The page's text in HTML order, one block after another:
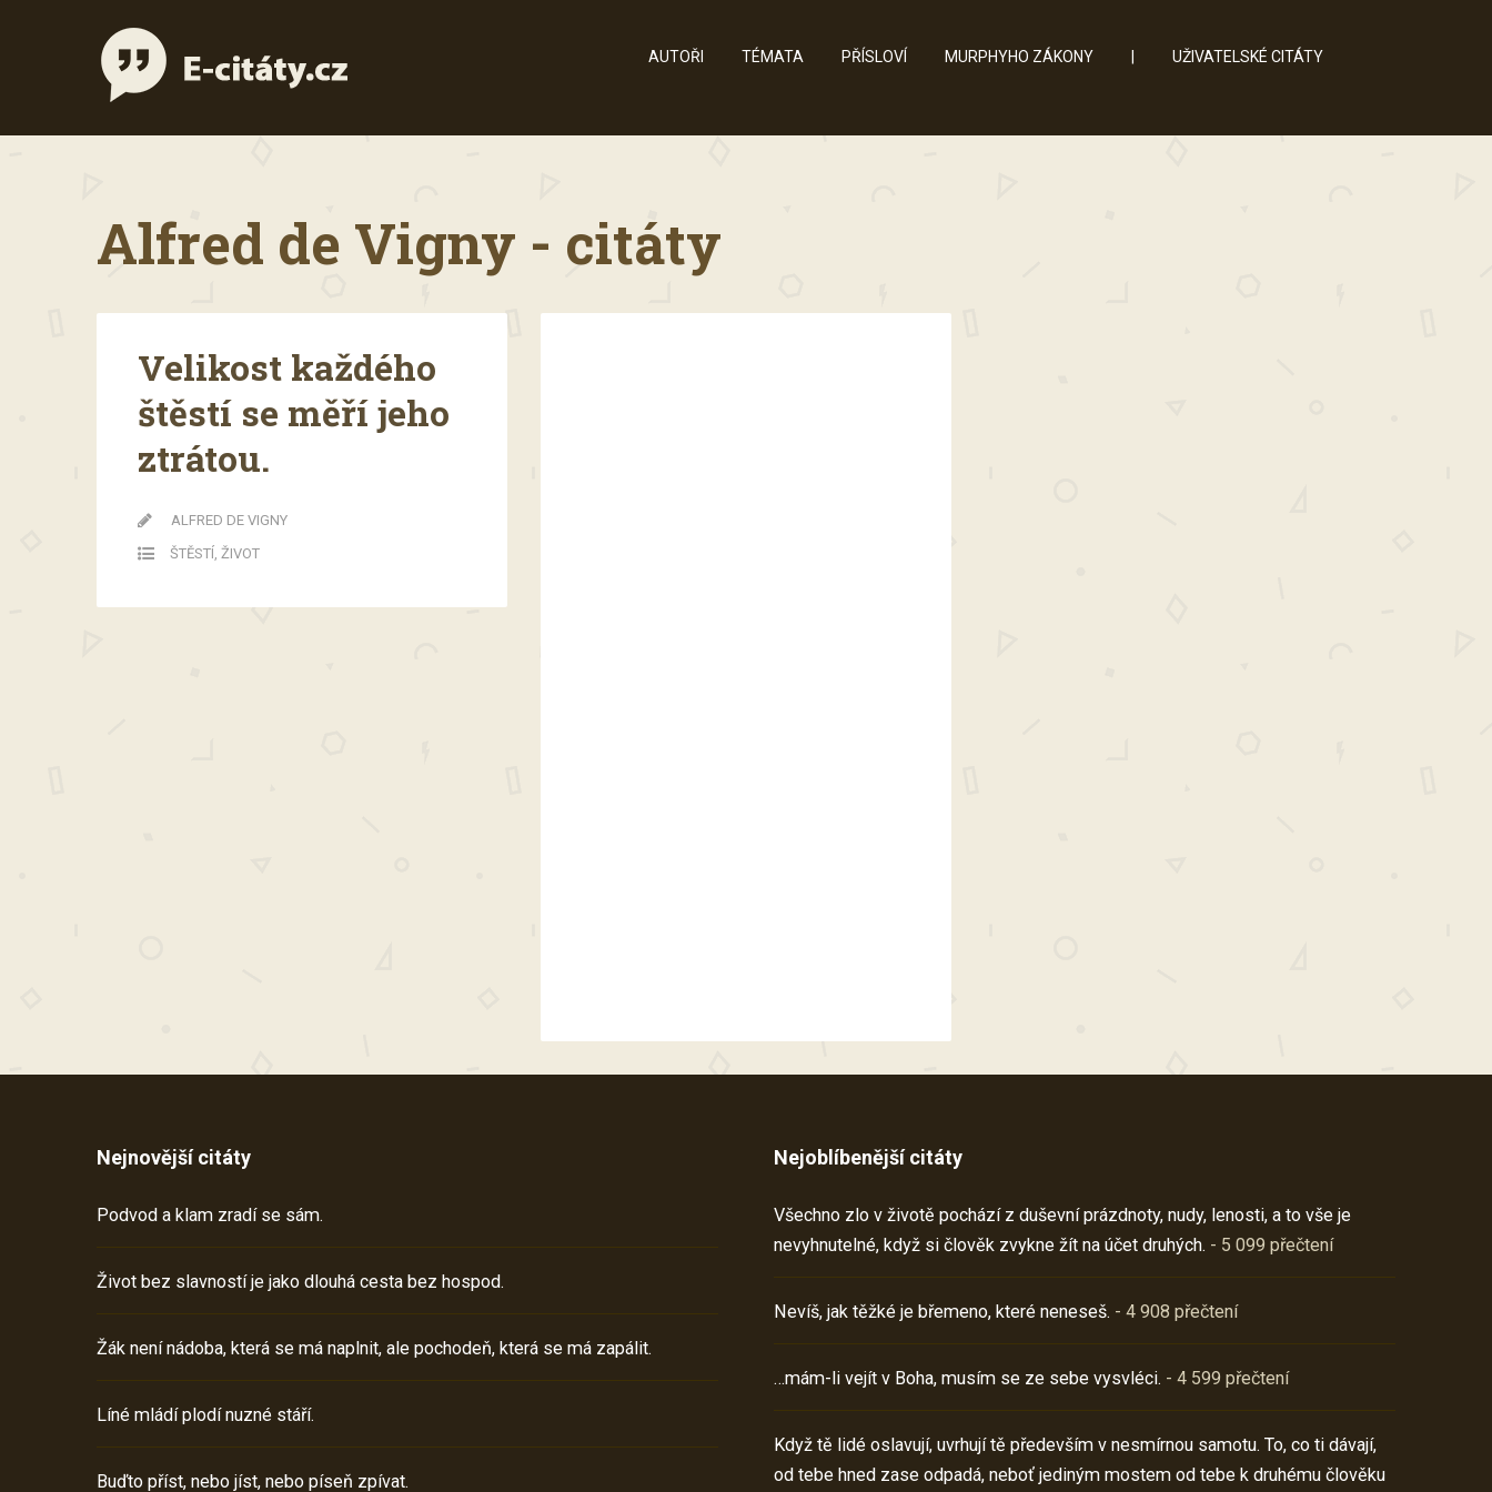
AUTOŘI TÉMATA PŘÍSLOVÍ MURPHYHO ZÁKONY UŽIVATELSKÉ CITÁTY
Alfred de Vigny - citáty
Velikost každého
štěstí se měří jeho
ztrátou.
ALFRED DE VIGNY
ŠTĚSTÍ ŽIVOT
Nejnovější citáty
Podvod a klam zradí se sám.
Život bez slavností je jako dlouhá cesta bez hospod.
Žák není nádoba, která se má naplnit, ale pochodeň, která se má zapálit.
Líné mládí plodí nuzné stáří.
Buďto příst, nebo jíst, nebo píseň zpívat.
Nejoblíbenější citáty
Všechno zlo v životě pochází z duševní prázdnoty, nudy, lenosti, a to vše je
nevyhnutelné, když si člověk zvykne žít na účet druhých. - 5 099 přečtení
Nevíš, jak těžké je břemeno, které neneseš. - 4 908 přečtení
…mám-li vejít v Boha, musím se ze sebe vysvléci. - 4 599 přečtení
Když tě lidé oslavují, uvrhují tě především v nesmírnou samotu. To, co ti dávají,
od tebe hned zase odpadá, neboť jediným mostem od tebe k druhému člověku